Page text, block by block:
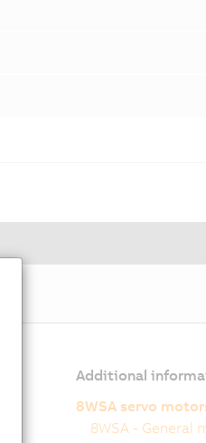
Additional
8WSA servo
8WSA - General